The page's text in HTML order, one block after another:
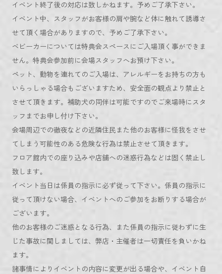
イベント終了後の対応は致しかねます。予めご了承下さい。
イベント中、スタッフがお客様の肩や腕など体に触れて誘導さ
せて頂く場合がありますので、予めご了承下さい。
ベビーカーについては特典会スペースにご入場頂く事ができま
せん。特典会参加前に会場スタッフへお預け下さい。
ペット、動物を連れてのご入場は、アレルギーをお持ちの方も
いらっしゃる場合もございますため、安全面の観点より禁止と
させて頂きます。補助犬の同伴は可能ですのでご来場時にスタ
ッフまでお申し付け下さい。
会場周辺での徹夜などの近隣住民また他のお客様に怪我をさせ
てしまう可能性のある危険な行為は禁止させて頂きます。
フロア館内での座り込みや店舗への迷惑行為などは固く禁止し
致します。
イベント当日は係員の指示に必ず従って下さい。係員の指示に
従って頂けない場合、イベントへのご参加をお断りする場合が
ございます。
他のお客様のご迷惑となる行為、また係員の指示に従わずに生
じた事故に関しましては、弊店・主催者は一切責任を負いかね
ます。
諸事情によりイベントの内容に変更が出る場合や、イベント自